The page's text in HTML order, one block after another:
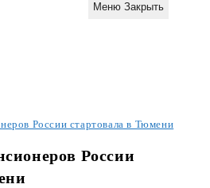
Меню Закрыть
России стартовала в Тюмени
России